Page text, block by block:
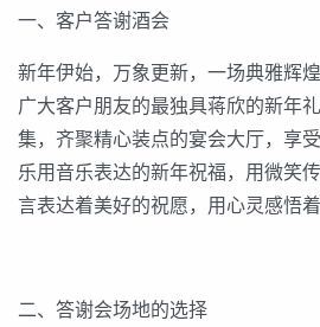
一、客户答谢酒会
新年伊始，万象更新，一场典雅辉
广大客户朋友的最独具蒋欣的新年
集，齐聚精心装点的宴会大厅，享
乐用音乐表达的新年祝福，用微笑
言表达着美好的祝愿，用心灵感悟着
二、答谢会场地的选择